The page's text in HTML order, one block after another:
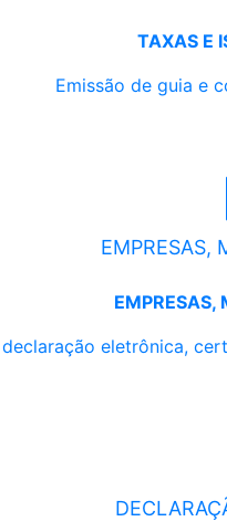
TAXAS E
Emissão de guia e
EMPRESAS,
EMPRESAS,
eletrônica,